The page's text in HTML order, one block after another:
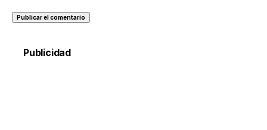
Publicidad